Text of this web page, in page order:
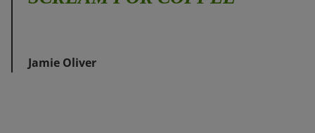
Jamie Oliver